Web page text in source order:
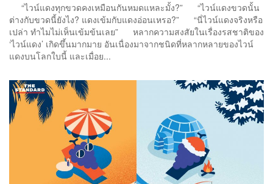
“ไวน์แดงทุกขวดคงเหมือนกันหมดแหละมั้ง?” “ไวน์แดงขวดนั้น
ต่างกับขวดนี้ยังไง? แดงเข้มกับแดงอ่อนเหรอ?” “นี่ไวน์แดงจริงหรือ
เปล่า ทำไมไม่เห็นเข้มข้นเลย” หลากความสงสัยในเรื่องรสชาติของ
‘ไวน์แดง’ เกิดขึ้นมากมาย อันเนื่องมาจากชนิดที่หลากหลายของไวน์
แดงบนโลกใบนี้ และเมื่อย...